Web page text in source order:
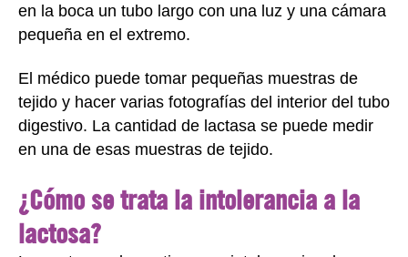
en la boca un tubo largo con una luz y una cámara
pequeña en el extremo.
El médico puede tomar pequeñas muestras de
tejido y hacer varias fotografías del interior del tubo
digestivo. La cantidad de lactasa se puede medir
en una de esas muestras de tejido.
¿Cómo se trata la intolerancia a la
lactosa?